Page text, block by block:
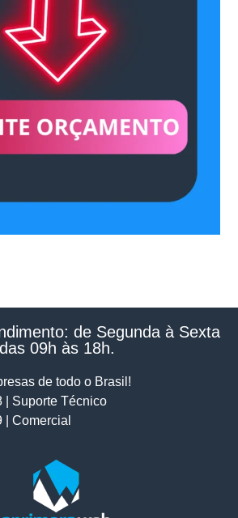
de Segunda à Sexta
das 09h às 18h.​
de todo o Brasil!
| Suporte Técnico
| Comercial